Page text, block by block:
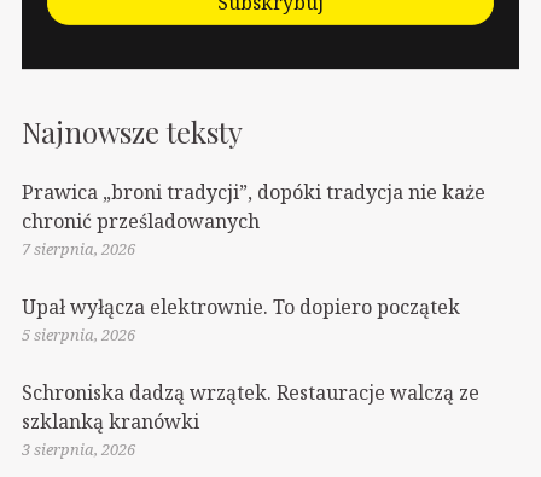
Najnowsze teksty
Prawica „broni tradycji”, dopóki tradycja nie każe
chronić prześladowanych
7 sierpnia, 2026
Upał wyłącza elektrownie. To dopiero początek
5 sierpnia, 2026
Schroniska dadzą wrzątek. Restauracje walczą ze
szklanką kranówki
3 sierpnia, 2026